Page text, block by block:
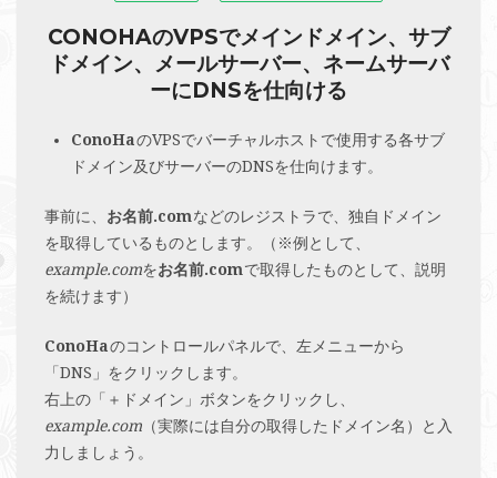
CONOHAのVPSでメインドメイン、サブ
ドメイン、メールサーバー、ネームサーバ
ーにDNSを仕向ける
ConoHaのVPSでバーチャルホストで使用する各サブ
ドメイン及びサーバーのDNSを仕向けます。
事前に、 お名前.comなどのレジストラで、独自ドメイン
を取得しているものとします。（※例として、
example.comをお名前.comで取得したものとして、説明
を続けます）
ConoHaのコントロールパネルで、左メニューから
「DNS」をクリックします。
右上の「＋ドメイン」ボタンをクリックし、
example.com （実際には自分の取得したドメイン名）と入
力しましょう。